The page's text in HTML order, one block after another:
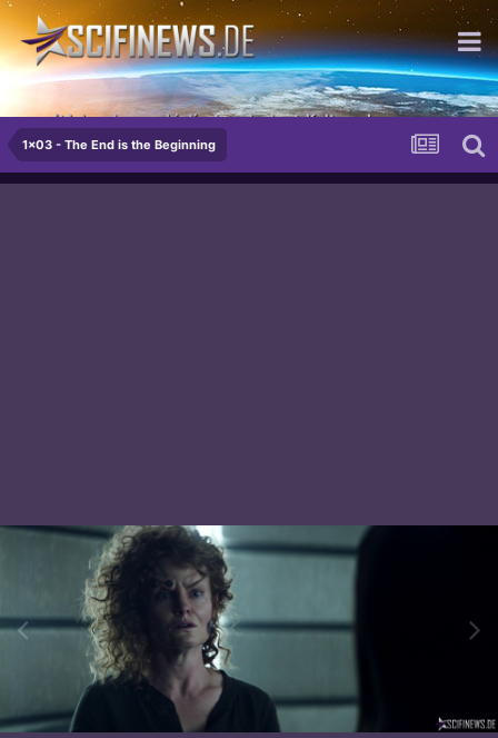
...mit lebenden, probiotischen Joghurt-Kulturen!
1x03 - The End is the Beginning